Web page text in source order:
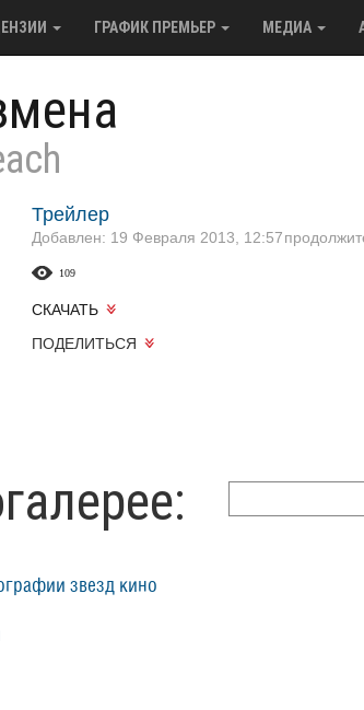
ГРАФИК ПРЕМЬЕР МЕДИА
Трейлер
Добавлен: 19 Февраля 2013, 12:57
109
СКАЧАТЬ
ПОДЕЛИТЬСЯ
звезд кино